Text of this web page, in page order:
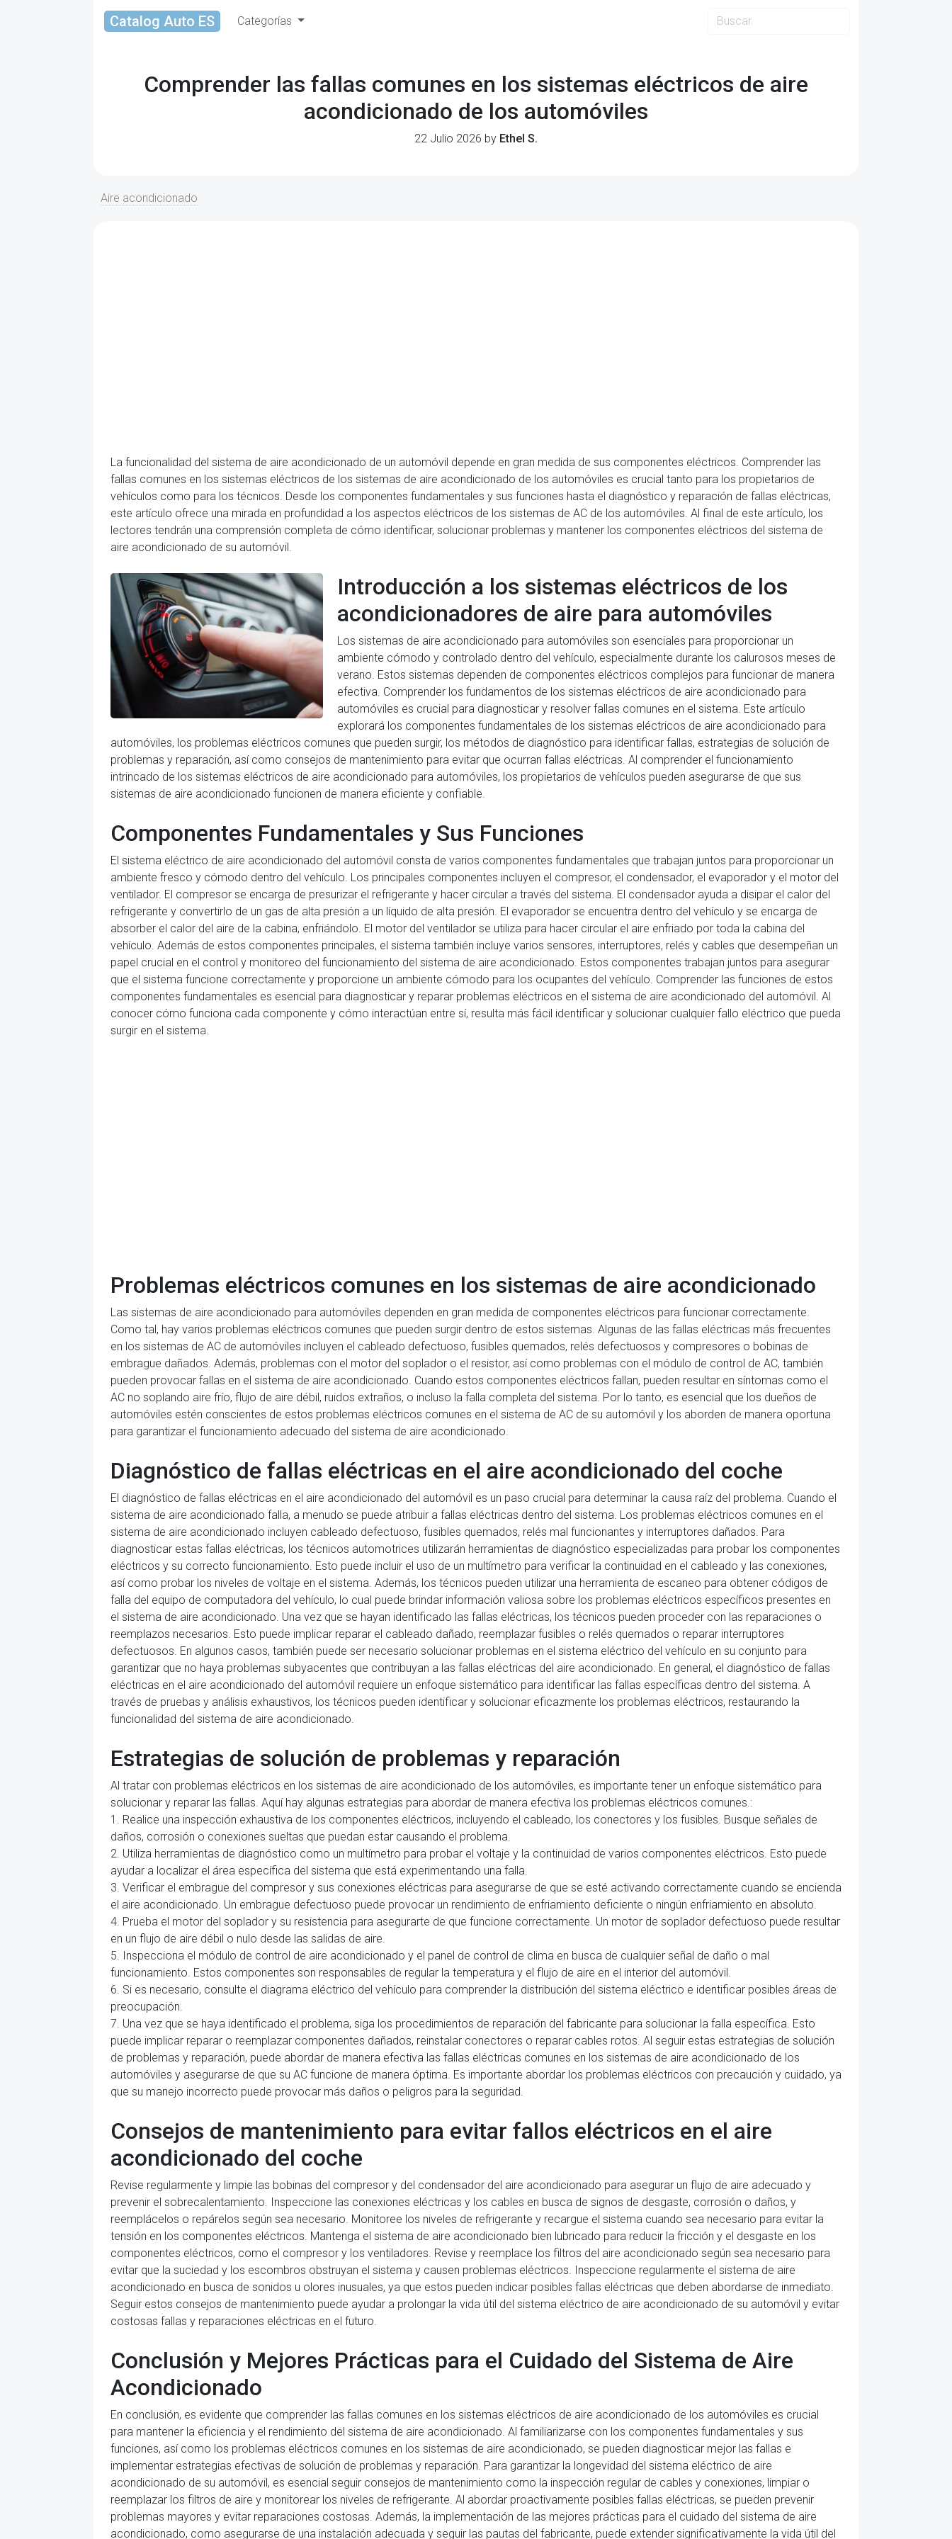
Catalog Auto ES Categorías
Comprender las fallas comunes en los sistemas eléctricos de aire
acondicionado de los automóviles
22 Julio 2026 by Ethel S.
Aire acondicionado
La funcionalidad del sistema de aire acondicionado de un automóvil depende en gran medida de sus componentes eléctricos. Comprender las
fallas comunes en los sistemas eléctricos de los sistemas de aire acondicionado de los automóviles es crucial tanto para los propietarios de
vehículos como para los técnicos. Desde los componentes fundamentales y sus funciones hasta el diagnóstico y reparación de fallas eléctricas,
este artículo ofrece una mirada en profundidad a los aspectos eléctricos de los sistemas de AC de los automóviles. Al final de este artículo, los
lectores tendrán una comprensión completa de cómo identificar, solucionar problemas y mantener los componentes eléctricos del sistema de
aire acondicionado de su automóvil.
Introducción a los sistemas eléctricos de los
acondicionadores de aire para automóviles
Los sistemas de aire acondicionado para automóviles son esenciales para proporcionar un
ambiente cómodo y controlado dentro del vehículo, especialmente durante los calurosos meses de
verano. Estos sistemas dependen de componentes eléctricos complejos para funcionar de manera
efectiva. Comprender los fundamentos de los sistemas eléctricos de aire acondicionado para
automóviles es crucial para diagnosticar y resolver fallas comunes en el sistema. Este artículo
explorará los componentes fundamentales de los sistemas eléctricos de aire acondicionado para
automóviles, los problemas eléctricos comunes que pueden surgir, los métodos de diagnóstico para identificar fallas, estrategias de solución de
problemas y reparación, así como consejos de mantenimiento para evitar que ocurran fallas eléctricas. Al comprender el funcionamiento
intrincado de los sistemas eléctricos de aire acondicionado para automóviles, los propietarios de vehículos pueden asegurarse de que sus
sistemas de aire acondicionado funcionen de manera eficiente y confiable.
Componentes Fundamentales y Sus Funciones
El sistema eléctrico de aire acondicionado del automóvil consta de varios componentes fundamentales que trabajan juntos para proporcionar un
ambiente fresco y cómodo dentro del vehículo. Los principales componentes incluyen el compresor, el condensador, el evaporador y el motor del
ventilador. El compresor se encarga de presurizar el refrigerante y hacer circular a través del sistema. El condensador ayuda a disipar el calor del
refrigerante y convertirlo de un gas de alta presión a un líquido de alta presión. El evaporador se encuentra dentro del vehículo y se encarga de
absorber el calor del aire de la cabina, enfriándolo. El motor del ventilador se utiliza para hacer circular el aire enfriado por toda la cabina del
vehículo. Además de estos componentes principales, el sistema también incluye varios sensores, interruptores, relés y cables que desempeñan un
papel crucial en el control y monitoreo del funcionamiento del sistema de aire acondicionado. Estos componentes trabajan juntos para asegurar
que el sistema funcione correctamente y proporcione un ambiente cómodo para los ocupantes del vehículo. Comprender las funciones de estos
componentes fundamentales es esencial para diagnosticar y reparar problemas eléctricos en el sistema de aire acondicionado del automóvil. Al
conocer cómo funciona cada componente y cómo interactúan entre sí, resulta más fácil identificar y solucionar cualquier fallo eléctrico que pueda
surgir en el sistema.
Problemas eléctricos comunes en los sistemas de aire acondicionado
Las sistemas de aire acondicionado para automóviles dependen en gran medida de componentes eléctricos para funcionar correctamente.
Como tal, hay varios problemas eléctricos comunes que pueden surgir dentro de estos sistemas. Algunas de las fallas eléctricas más frecuentes
en los sistemas de AC de automóviles incluyen el cableado defectuoso, fusibles quemados, relés defectuosos y compresores o bobinas de
embrague dañados. Además, problemas con el motor del soplador o el resistor, así como problemas con el módulo de control de AC, también
pueden provocar fallas en el sistema de aire acondicionado. Cuando estos componentes eléctricos fallan, pueden resultar en síntomas como el
AC no soplando aire frío, flujo de aire débil, ruidos extraños, o incluso la falla completa del sistema. Por lo tanto, es esencial que los dueños de
automóviles estén conscientes de estos problemas eléctricos comunes en el sistema de AC de su automóvil y los aborden de manera oportuna
para garantizar el funcionamiento adecuado del sistema de aire acondicionado.
Diagnóstico de fallas eléctricas en el aire acondicionado del coche
El diagnóstico de fallas eléctricas en el aire acondicionado del automóvil es un paso crucial para determinar la causa raíz del problema. Cuando el
sistema de aire acondicionado falla, a menudo se puede atribuir a fallas eléctricas dentro del sistema. Los problemas eléctricos comunes en el
sistema de aire acondicionado incluyen cableado defectuoso, fusibles quemados, relés mal funcionantes y interruptores dañados. Para
diagnosticar estas fallas eléctricas, los técnicos automotrices utilizarán herramientas de diagnóstico especializadas para probar los componentes
eléctricos y su correcto funcionamiento. Esto puede incluir el uso de un multímetro para verificar la continuidad en el cableado y las conexiones,
así como probar los niveles de voltaje en el sistema. Además, los técnicos pueden utilizar una herramienta de escaneo para obtener códigos de
falla del equipo de computadora del vehículo, lo cual puede brindar información valiosa sobre los problemas eléctricos específicos presentes en
el sistema de aire acondicionado. Una vez que se hayan identificado las fallas eléctricas, los técnicos pueden proceder con las reparaciones o
reemplazos necesarios. Esto puede implicar reparar el cableado dañado, reemplazar fusibles o relés quemados o reparar interruptores
defectuosos. En algunos casos, también puede ser necesario solucionar problemas en el sistema eléctrico del vehículo en su conjunto para
garantizar que no haya problemas subyacentes que contribuyan a las fallas eléctricas del aire acondicionado. En general, el diagnóstico de fallas
eléctricas en el aire acondicionado del automóvil requiere un enfoque sistemático para identificar las fallas específicas dentro del sistema. A
través de pruebas y análisis exhaustivos, los técnicos pueden identificar y solucionar eficazmente los problemas eléctricos, restaurando la
funcionalidad del sistema de aire acondicionado.
Estrategias de solución de problemas y reparación
Al tratar con problemas eléctricos en los sistemas de aire acondicionado de los automóviles, es importante tener un enfoque sistemático para
solucionar y reparar las fallas. Aquí hay algunas estrategias para abordar de manera efectiva los problemas eléctricos comunes.:
1. Realice una inspección exhaustiva de los componentes eléctricos, incluyendo el cableado, los conectores y los fusibles. Busque señales de
daños, corrosión o conexiones sueltas que puedan estar causando el problema.
2. Utiliza herramientas de diagnóstico como un multímetro para probar el voltaje y la continuidad de varios componentes eléctricos. Esto puede
ayudar a localizar el área específica del sistema que está experimentando una falla.
3. Verificar el embrague del compresor y sus conexiones eléctricas para asegurarse de que se esté activando correctamente cuando se encienda
el aire acondicionado. Un embrague defectuoso puede provocar un rendimiento de enfriamiento deficiente o ningún enfriamiento en absoluto.
4. Prueba el motor del soplador y su resistencia para asegurarte de que funcione correctamente. Un motor de soplador defectuoso puede resultar
en un flujo de aire débil o nulo desde las salidas de aire.
5. Inspecciona el módulo de control de aire acondicionado y el panel de control de clima en busca de cualquier señal de daño o mal
funcionamiento. Estos componentes son responsables de regular la temperatura y el flujo de aire en el interior del automóvil.
6. Si es necesario, consulte el diagrama eléctrico del vehículo para comprender la distribución del sistema eléctrico e identificar posibles áreas de
preocupación.
7. Una vez que se haya identificado el problema, siga los procedimientos de reparación del fabricante para solucionar la falla específica. Esto
puede implicar reparar o reemplazar componentes dañados, reinstalar conectores o reparar cables rotos. Al seguir estas estrategias de solución
de problemas y reparación, puede abordar de manera efectiva las fallas eléctricas comunes en los sistemas de aire acondicionado de los
automóviles y asegurarse de que su AC funcione de manera óptima. Es importante abordar los problemas eléctricos con precaución y cuidado, ya
que su manejo incorrecto puede provocar más daños o peligros para la seguridad.
Consejos de mantenimiento para evitar fallos eléctricos en el aire
acondicionado del coche
Revise regularmente y limpie las bobinas del compresor y del condensador del aire acondicionado para asegurar un flujo de aire adecuado y
prevenir el sobrecalentamiento. Inspeccione las conexiones eléctricas y los cables en busca de signos de desgaste, corrosión o daños, y
reemplácelos o repárelos según sea necesario. Monitoree los niveles de refrigerante y recargue el sistema cuando sea necesario para evitar la
tensión en los componentes eléctricos. Mantenga el sistema de aire acondicionado bien lubricado para reducir la fricción y el desgaste en los
componentes eléctricos, como el compresor y los ventiladores. Revise y reemplace los filtros del aire acondicionado según sea necesario para
evitar que la suciedad y los escombros obstruyan el sistema y causen problemas eléctricos. Inspeccione regularmente el sistema de aire
acondicionado en busca de sonidos u olores inusuales, ya que estos pueden indicar posibles fallas eléctricas que deben abordarse de inmediato.
Seguir estos consejos de mantenimiento puede ayudar a prolongar la vida útil del sistema eléctrico de aire acondicionado de su automóvil y evitar
costosas fallas y reparaciones eléctricas en el futuro.
Conclusión y Mejores Prácticas para el Cuidado del Sistema de Aire
Acondicionado
En conclusión, es evidente que comprender las fallas comunes en los sistemas eléctricos de aire acondicionado de los automóviles es crucial
para mantener la eficiencia y el rendimiento del sistema de aire acondicionado. Al familiarizarse con los componentes fundamentales y sus
funciones, así como los problemas eléctricos comunes en los sistemas de aire acondicionado, se pueden diagnosticar mejor las fallas e
implementar estrategias efectivas de solución de problemas y reparación. Para garantizar la longevidad del sistema eléctrico de aire
acondicionado de su automóvil, es esencial seguir consejos de mantenimiento como la inspección regular de cables y conexiones, limpiar o
reemplazar los filtros de aire y monitorear los niveles de refrigerante. Al abordar proactivamente posibles fallas eléctricas, se pueden prevenir
problemas mayores y evitar reparaciones costosas. Además, la implementación de las mejores prácticas para el cuidado del sistema de aire
acondicionado, como asegurarse de una instalación adecuada y seguir las pautas del fabricante, puede extender significativamente la vida útil del